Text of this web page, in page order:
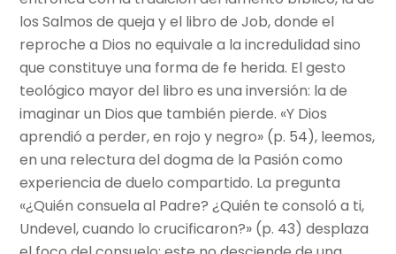
los Salmos de queja y el libro de Job, donde el
reproche a Dios no equivale a la incredulidad sino
que constituye una forma de fe herida. El gesto
teológico mayor del libro es una inversión: la de
imaginar un Dios que también pierde. «Y Dios
aprendió a perder, en rojo y negro» (p. 54), leemos,
en una relectura del dogma de la Pasión como
experiencia de duelo compartido. La pregunta
«¿Quién consuela al Padre? ¿Quién te consoló a ti,
Undevel, cuando lo crucificaron?» (p. 43) desplaza